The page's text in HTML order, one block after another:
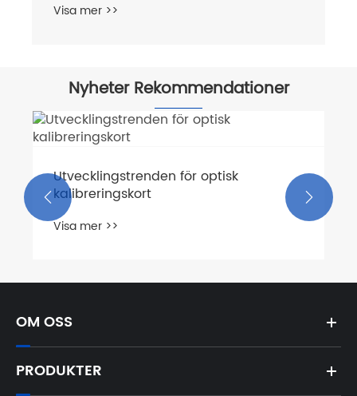
Visa mer >>
Nyheter Rekommendationer
optiska industrin som svar på
tulljusteringen av USA
Visa mer >>
 
OM OSS
PRODUKTER